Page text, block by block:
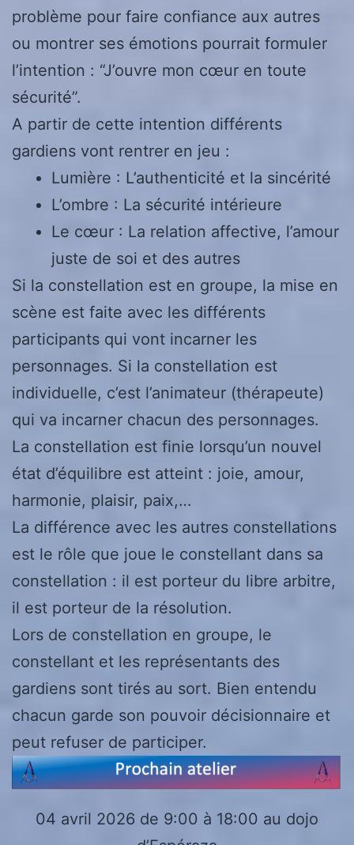
problème pour faire confiance aux autres
ou montrer ses émotions pourrait formuler
l’intention : “J’ouvre mon cœur en toute
sécurité”.
A partir de cette intention différents
gardiens vont rentrer en jeu :
Lumière : L’authenticité et la sincérité
L’ombre : La sécurité intérieure
Le cœur : La relation affective, l’amour
juste de soi et des autres
Si la constellation est en groupe, la mise en
scène est faite avec les différents
participants qui vont incarner les
personnages. Si la constellation est
individuelle, c’est l’animateur (thérapeute)
qui va incarner chacun des personnages.
La constellation est finie lorsqu’un nouvel
état d’équilibre est atteint : joie, amour,
harmonie, plaisir, paix,…
La différence avec les autres constellations
est le rôle que joue le constellant dans sa
constellation : il est porteur du libre arbitre,
il est porteur de la résolution.
Lors de constellation en groupe, le
constellant et les représentants des
gardiens sont tirés au sort. Bien entendu
chacun garde son pouvoir décisionnaire et
peut refuser de participer.
04 avril 2026 de 9:00 à 18:00 au dojo